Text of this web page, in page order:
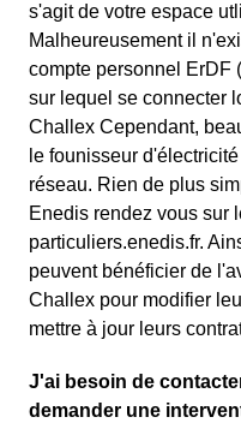
s'agit de votre espace
Malheureusement il
compte personnel ErDF
sur lequel se connecter
Challex Cependant,
le founisseur
réseau. Rien de plus
Enedis rendez vous sur
particuliers.enedis.fr.
peuvent bénéficier de
Challex pour modifier
mettre à jour leurs
J'ai besoin de
demander une